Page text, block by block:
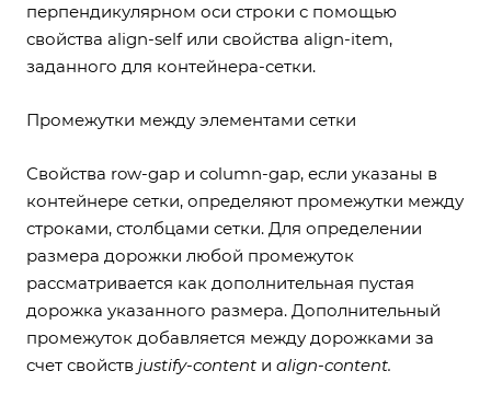
перпендикулярном оси строки с помощью
свойства align-self или свойства align-item,
заданного для контейнера-сетки.
Промежутки между элементами сетки
Свойства row-gap и column-gap, если указаны в
контейнере сетки, определяют промежутки между
строками, столбцами сетки. Для определении
размера дорожки любой промежуток
рассматривается как дополнительная пустая
дорожка указанного размера. Дополнительный
промежуток добавляется между дорожками за
счет свойств justify-content и align-content.